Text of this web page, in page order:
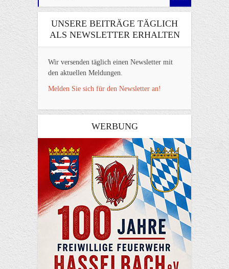
UNSERE BEITRÄGE TÄGLICH
ALS NEWSLETTER ERHALTEN
Wir versenden täglich einen Newsletter mit
den aktuellen Meldungen.
Melden Sie sich für den Newsletter an!
WERBUNG